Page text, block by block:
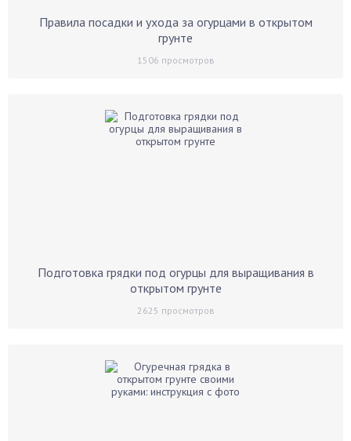
Правила посадки и ухода за огурцами в открытом
грунте
1506 просмотров
Подготовка грядки под огурцы для выращивания в
открытом грунте
2625 просмотров